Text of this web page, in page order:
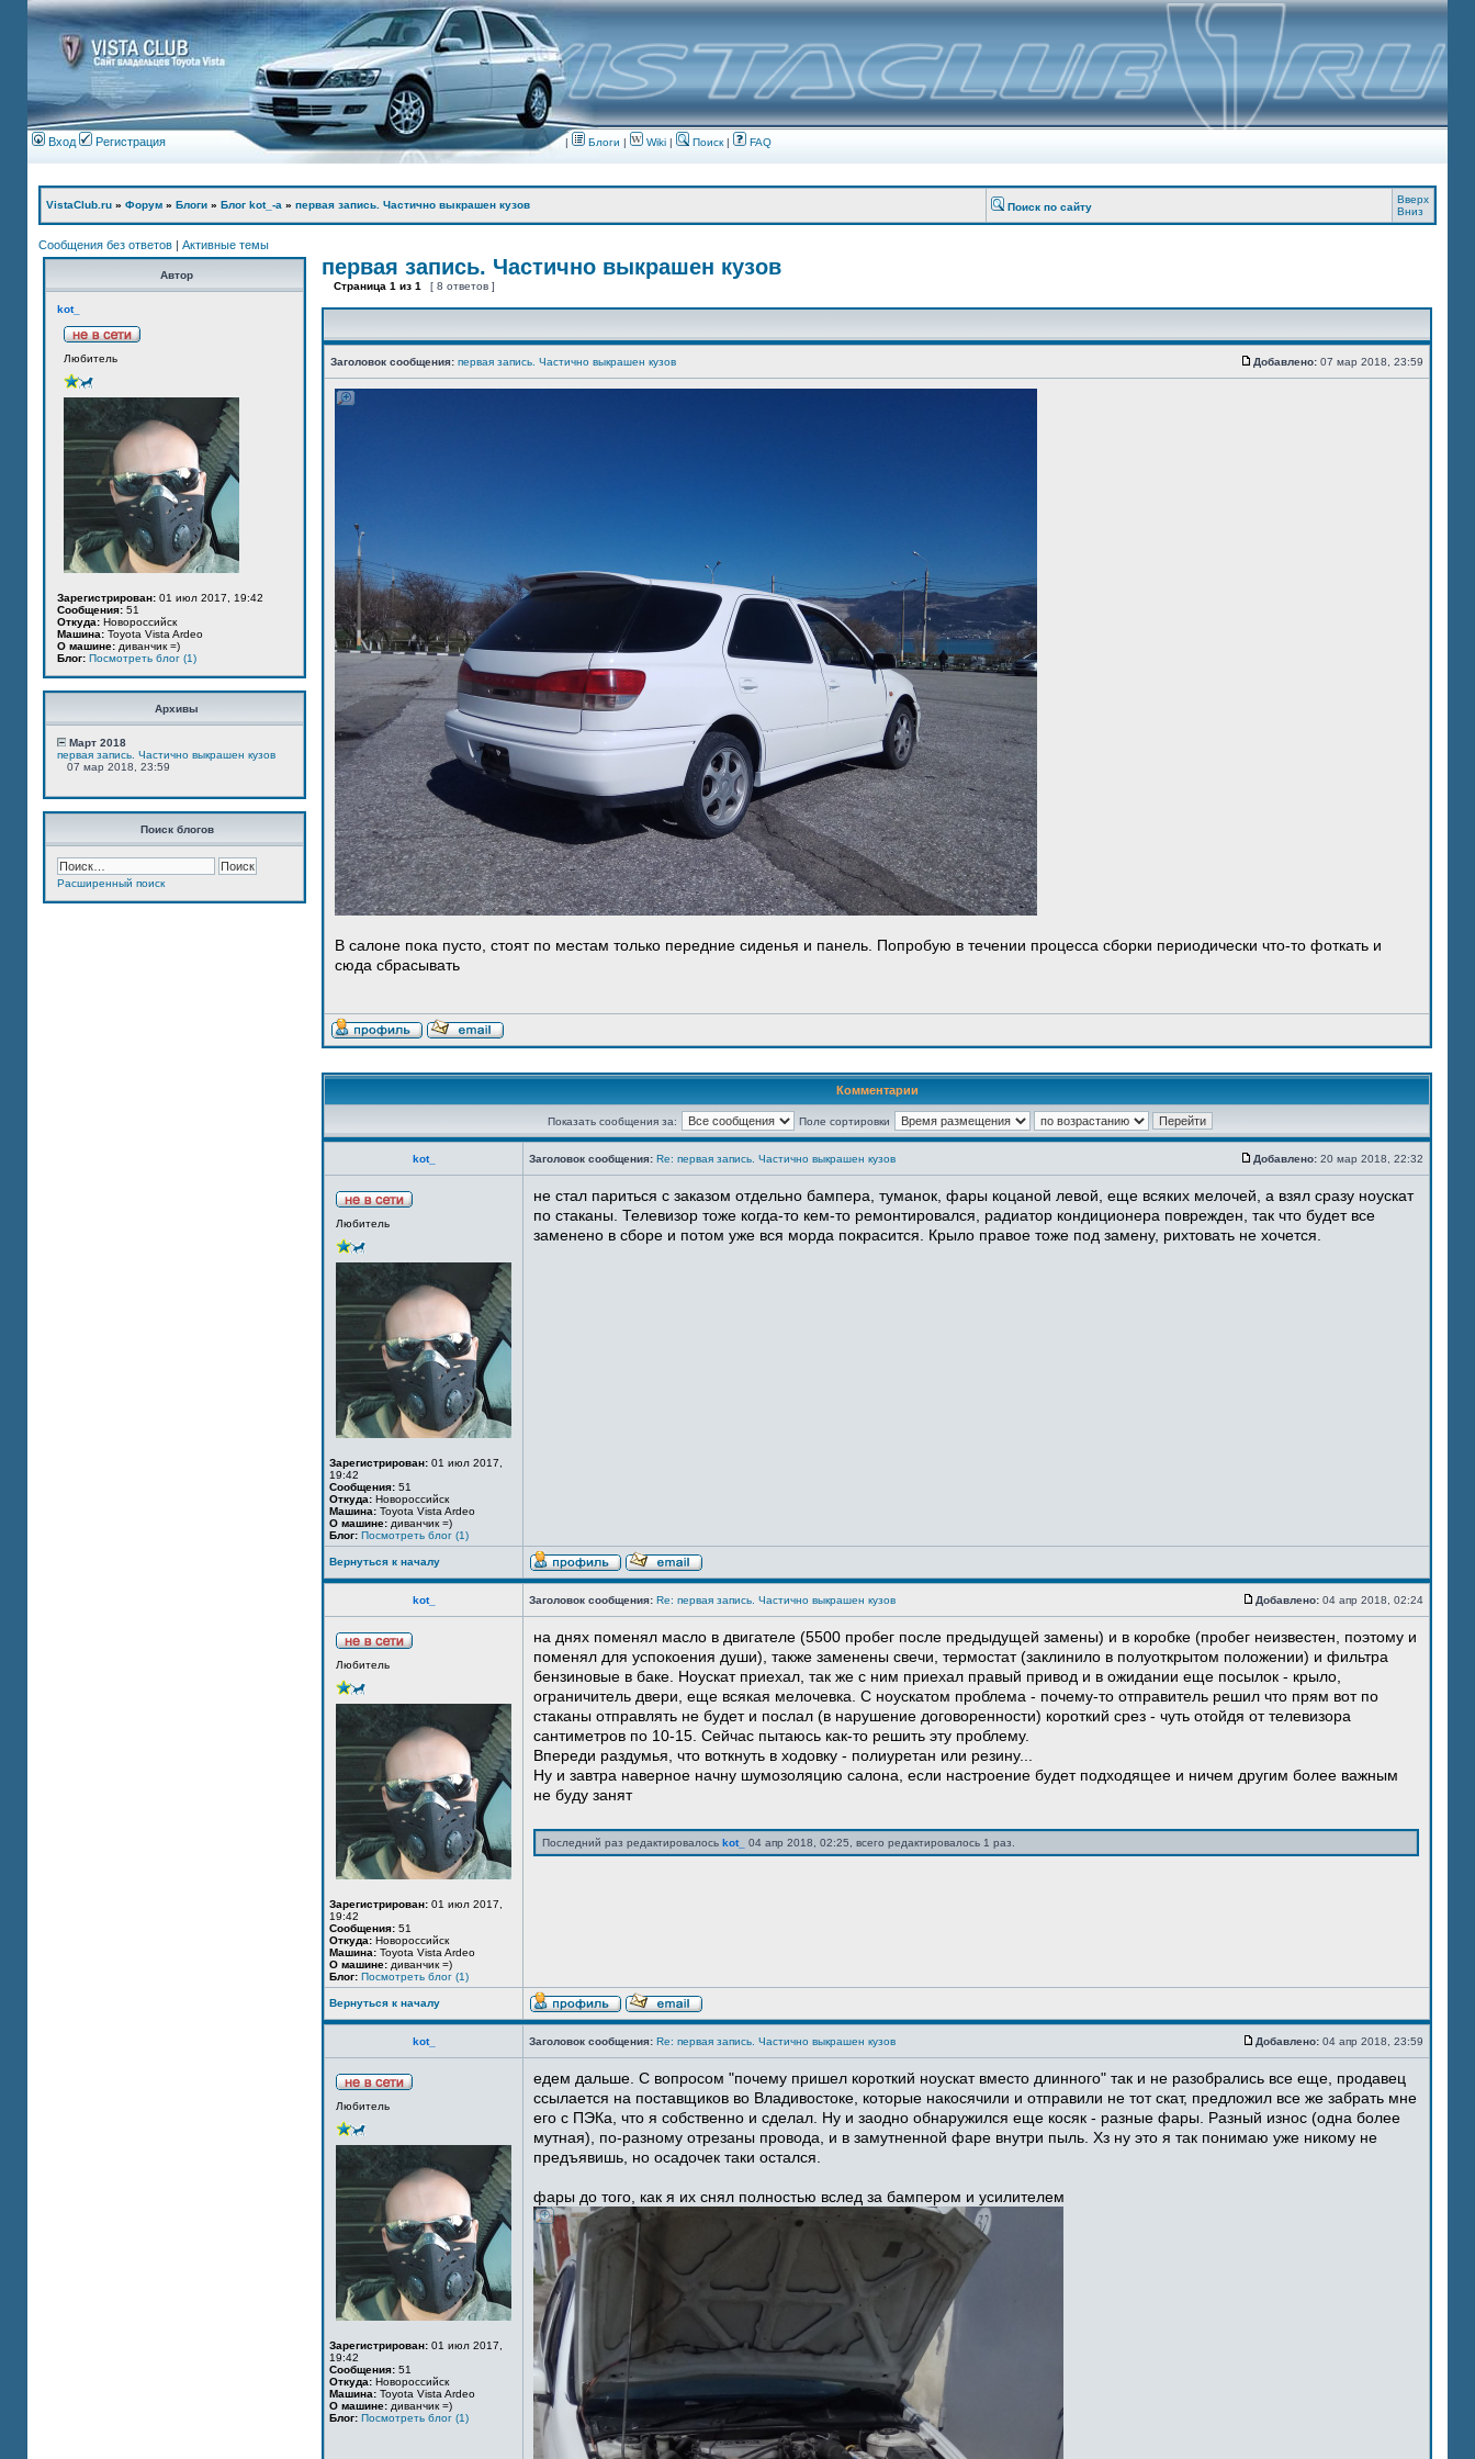
Вход Регистрация | Блоги | Wiki | Поиск| FAQ
VistaClub.ru » Форум » Блоги » Блог kot_-а » первая запись. Частично выкрашен кузов Поиск по сайту
Вверх
Вниз
Сообщения без ответов | Активные темы
Автор
kot_
Любитель
Зарегистрирован: 01 июл 2017, 19:42
Сообщения: 51
Откуда: Новороссийск
Машина: Toyota Vista Ardeo
О машине: диванчик =)
Блог: Посмотреть блог (1)
Архивы
Март 2018
первая запись. Частично выкрашен кузов
07 мар 2018, 23:59
Поиск блогов
Расширенный поиск
первая запись. Частично выкрашен кузов
Страница 1 из 1 [ 8 ответов ]
Заголовок сообщения: первая запись. Частично выкрашен кузов Добавлено: 07 мар 2018, 23:59
В салоне пока пусто, стоят по местам только передние сиденья и панель. Попробую в течении процесса сборки периодически что-то фоткать и
сюда сбрасывать
Комментарии
Показать сообщения за: Поле сортировки
kot_ Заголовок сообщения: Re: первая запись. Частично выкрашен кузов Добавлено: 20 мар 2018, 22:32
Любитель
Зарегистрирован: 01 июл 2017,
19:42
Сообщения: 51
Откуда: Новороссийск
Машина: Toyota Vista Ardeo
О машине: диванчик =)
Блог: Посмотреть блог (1)
не стал париться с заказом отдельно бампера, туманок, фары коцаной левой, еще всяких мелочей, а взял сразу ноускат
по стаканы. Телевизор тоже когда-то кем-то ремонтировался, радиатор кондиционера поврежден, так что будет все
заменено в сборе и потом уже вся морда покрасится. Крыло правое тоже под замену, рихтовать не хочется.
Вернуться к началу
kot_ Заголовок сообщения: Re: первая запись. Частично выкрашен кузов Добавлено: 04 апр 2018, 02:24
Любитель
Зарегистрирован: 01 июл 2017,
19:42
Сообщения: 51
Откуда: Новороссийск
Машина: Toyota Vista Ardeo
О машине: диванчик =)
Блог: Посмотреть блог (1)
на днях поменял масло в двигателе (5500 пробег после предыдущей замены) и в коробке (пробег неизвестен, поэтому и
поменял для успокоения души), также заменены свечи, термостат (заклинило в полуоткрытом положении) и фильтра
бензиновые в баке. Ноускат приехал, так же с ним приехал правый привод и в ожидании еще посылок - крыло,
ограничитель двери, еще всякая мелочевка. С ноускатом проблема - почему-то отправитель решил что прям вот по
стаканы отправлять не будет и послал (в нарушение договоренности) короткий срез - чуть отойдя от телевизора
сантиметров по 10-15. Сейчас пытаюсь как-то решить эту проблему.
Впереди раздумья, что воткнуть в ходовку - полиуретан или резину...
Ну и завтра наверное начну шумозоляцию салона, если настроение будет подходящее и ничем другим более важным
не буду занят
Последний раз редактировалось kot_ 04 апр 2018, 02:25, всего редактировалось 1 раз.
Вернуться к началу
kot_ Заголовок сообщения: Re: первая запись. Частично выкрашен кузов Добавлено: 04 апр 2018, 23:59
Любитель
Зарегистрирован: 01 июл 2017,
19:42
Сообщения: 51
Откуда: Новороссийск
Машина: Toyota Vista Ardeo
О машине: диванчик =)
Блог: Посмотреть блог (1)
едем дальше. С вопросом "почему пришел короткий ноускат вместо длинного" так и не разобрались все еще, продавец
ссылается на поставщиков во Владивостоке, которые накосячили и отправили не тот скат, предложил все же забрать мне
его с ПЭКа, что я собственно и сделал. Ну и заодно обнаружился еще косяк - разные фары. Разный износ (одна более
мутная), по-разному отрезаны провода, и в замутненной фаре внутри пыль. Хз ну это я так понимаю уже никому не
предъявишь, но осадочек таки остался.
фары до того, как я их снял полностью вслед за бампером и усилителем